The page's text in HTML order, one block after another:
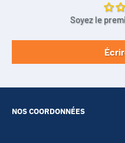
Soyez le
NOS COORDONNÉES